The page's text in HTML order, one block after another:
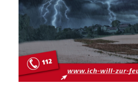
abgekommen und in den
eingeschlossen. Bei Eintreffen
Anwohner mit Hilfe des
konnten die rund 17 Einsatzkräfte